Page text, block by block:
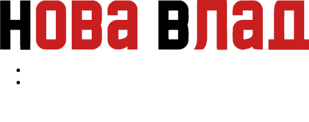
Перейти к основному содержанию